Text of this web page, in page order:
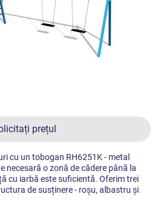
prețul
cu un tobogan RH6251K - metal
necesară o zonă de cădere până la
cu iarbă este suficientă. Oferim trei
de susținere - roșu, albastru și